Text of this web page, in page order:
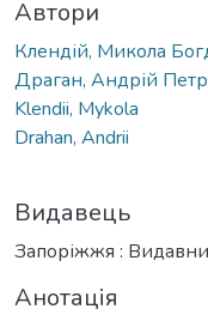
Автори
Клендій, Микола
Драган, Андрій
Klendii, Mykola
Drahan, Andrii
Видавець
Запоріжжя :
Анотація